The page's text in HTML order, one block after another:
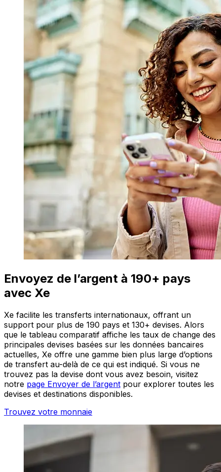
Envoyez de l’argent à 190+ pays
avec Xe
Xe facilite les transferts internationaux, offrant un
support pour plus de 190 pays et 130+ devises. Alors
que le tableau comparatif affiche les taux de change des
principales devises basées sur les données bancaires
actuelles, Xe offre une gamme bien plus large d’options
de transfert au-delà de ce qui est indiqué. Si vous ne
trouvez pas la devise dont vous avez besoin, visitez
notre page Envoyer de l’argent pour explorer toutes les
devises et destinations disponibles.
Trouvez votre monnaie